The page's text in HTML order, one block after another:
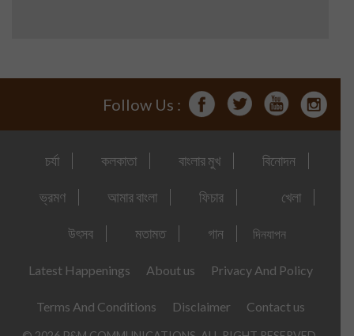
Follow Us :
চর্যা কলকাতা বাংলার মুখ বিনোদন
ভ্রমণ আমার বাংলা ফিচার খেলা
উৎসব মতামত গান দিনযাপন
Latest Happenings About us Privacy And Policy
Terms And Conditions Disclaimer Contact us